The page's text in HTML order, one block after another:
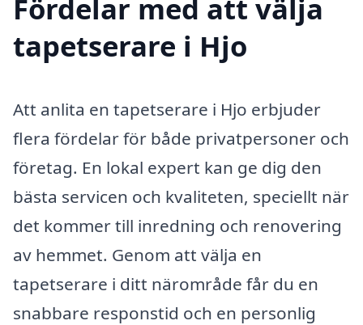
Fördelar med att välja
tapetserare i Hjo
Att anlita en tapetserare i Hjo erbjuder
flera fördelar för både privatpersoner och
företag. En lokal expert kan ge dig den
bästa servicen och kvaliteten, speciellt när
det kommer till inredning och renovering
av hemmet. Genom att välja en
tapetserare i ditt närområde får du en
snabbare responstid och en personlig